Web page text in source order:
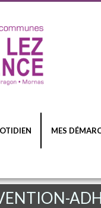
MES